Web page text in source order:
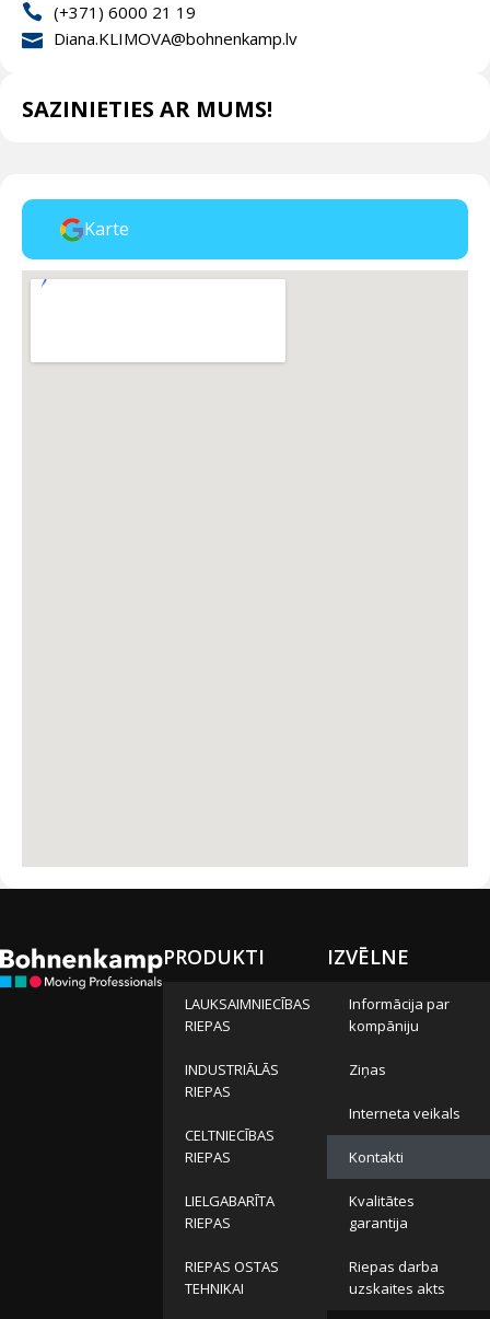
(+371) 6000 21 19
Diana.KLIMOVA@bohnenkamp.lv
SAZINIETIES AR MUMS!
Karte
PRODUKTI
LAUKSAIMNIECĪBAS
RIEPAS
INDUSTRIĀLĀS
RIEPAS
CELTNIECĪBAS
RIEPAS
LIELGABARĪTA
RIEPAS
RIEPAS OSTAS
TEHNIKAI
IZVĒLNE
Informācija par
kompāniju
Ziņas
Interneta veikals
Kontakti
Kvalitātes
garantija
Riepas darba
uzskaites akts